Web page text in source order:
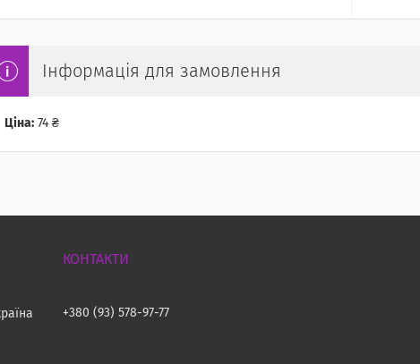
Інформація для замовлення
Ціна: 74 ₴
+380 (93) 578-97-77